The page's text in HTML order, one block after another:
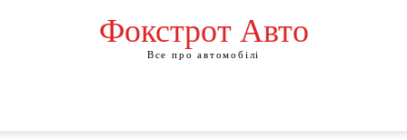
Фокстрот Авто
Все про автомобілі